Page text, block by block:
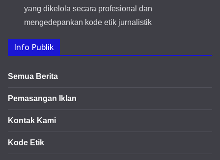
yang dikelola secara profesional dan
mengedepankan kode etik jurnalistik
Info Publik
Semua Berita
Pemasangan Iklan
Kontak Kami
Kode Etik